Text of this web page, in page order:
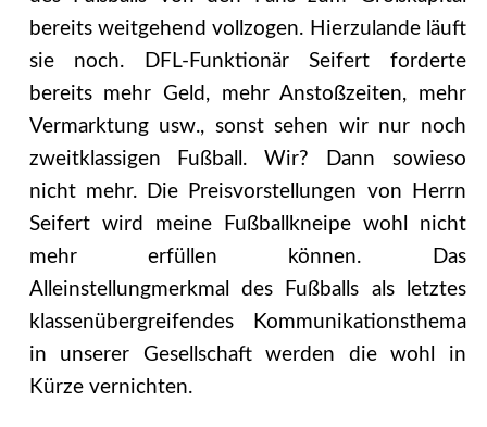
bereits weitgehend vollzogen. Hierzulande läuft
sie noch. DFL-Funktionär Seifert forderte
bereits mehr Geld, mehr Anstoßzeiten, mehr
Vermarktung usw., sonst sehen wir nur noch
zweitklassigen Fußball. Wir? Dann sowieso
nicht mehr. Die Preisvorstellungen von Herrn
Seifert wird meine Fußballkneipe wohl nicht
mehr erfüllen können. Das
Alleinstellungmerkmal des Fußballs als letztes
klassenübergreifendes Kommunikationsthema
in unserer Gesellschaft werden die wohl in
Kürze vernichten.